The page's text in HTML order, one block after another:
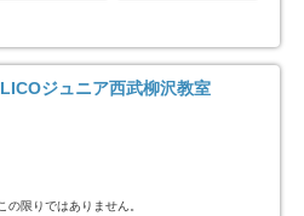
国立市 5
ジュニア西武柳沢教室
の限りではありません。